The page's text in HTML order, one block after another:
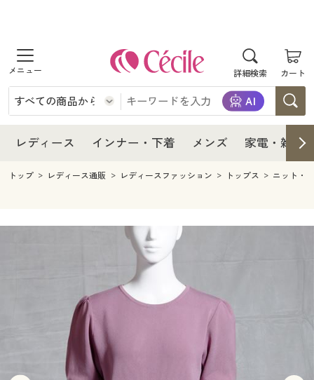
詳細検索 カート
商品を探す
レディース
レディースファッション
インナー・下着
インナー・下着通販すべて
ジュニア・ティーンズ下着
メンズ
キッチン・雑貨・日用品
寝具・インテリア・家具
寝具・インテリア・家具通販すべて
寝具・ベッド
美容・健康通販すべて
美容・健康・サプリメント
制服・スクール
制服・スクールすべて
大きいサイズ
レディース インナー・下着 メンズ 家電・雑貨
レディース
レディース通販すべて
レディースファッション
インナー・下着
インナー・下着通販すべて
ジュニア・ティーンズ下着
メンズ
キッチン・雑貨・日用品
寝具・インテリア・家具通販すべて
寝具・ベッド
カーテン・ラグ・ファブリック
美容・健康通販すべて
美容・健康・サプリメント
制服・スクールすべて
制服・学生服
大きいサイズ
大きいサイズ通販すべて
トップ レディース通販 レディースファッション トップス ニット・